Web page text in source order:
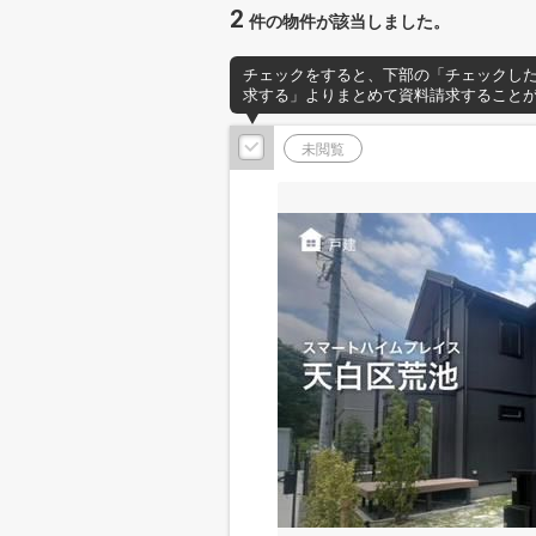
2 件の物件が該当しました。
チェックをすると、下部の「チェックし
求する」よりまとめて資料請求すること
未閲覧